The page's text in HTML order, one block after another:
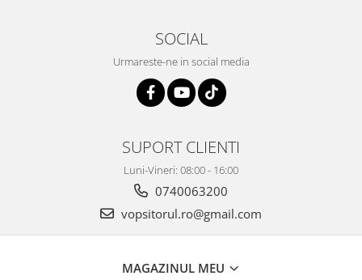
SOCIAL
Urmareste-ne in social media
SUPORT CLIENTI
Luni-Vineri: 08:00 - 16:00
0740063200
vopsitorul.ro@gmail.com
MAGAZINUL MEU